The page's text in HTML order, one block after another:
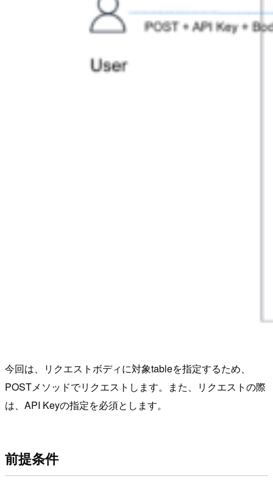
今回は、リクエストボディに対象tableを指定するため、
POSTメソッドでリクエストします。また、リクエストの際
は、API Keyの指定を必須とします。
前提条件